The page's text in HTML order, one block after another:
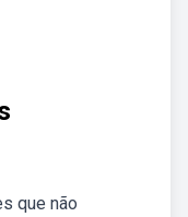
que não